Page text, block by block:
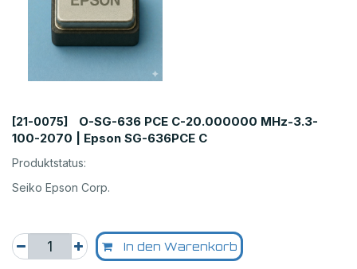
[21-0075]
O-SG-636 PCE C-20.000000 MHz-3.3-
100-2070 | Epson SG-636PCE C
Produktstatus:
Seiko Epson Corp.
In den Warenkorb